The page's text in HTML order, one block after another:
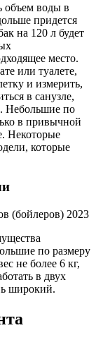
объем воды в
придется
на 120 л будет
место.
или туалете,
и измерить,
в санузле,
Небольшие по
в привычной
Некоторые
которые
по размеру
не более 6 кг,
в двух
широкий.